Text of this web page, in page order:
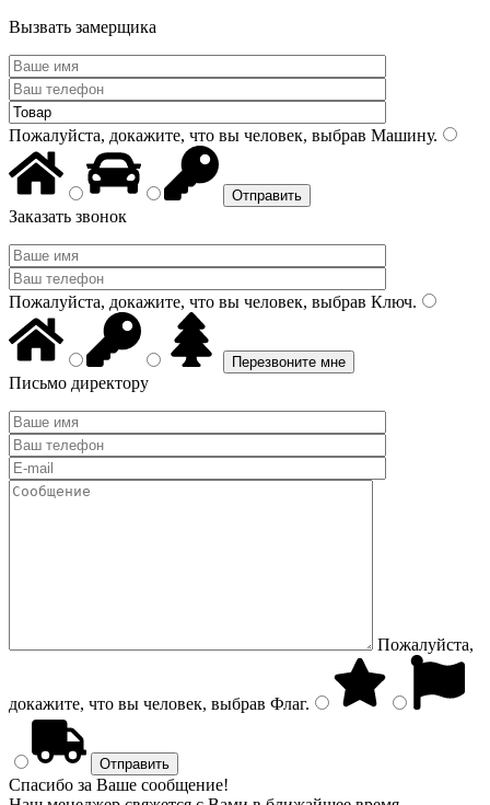
Вызвать замерщика
Пожалуйста, докажите, что вы человек, выбрав Машину.
Заказать звонок
Пожалуйста, докажите, что вы человек, выбрав Ключ.
Письмо директору
Пожалуйста,
докажите, что вы человек, выбрав Флаг.
Спасибо за Ваше сообщение!